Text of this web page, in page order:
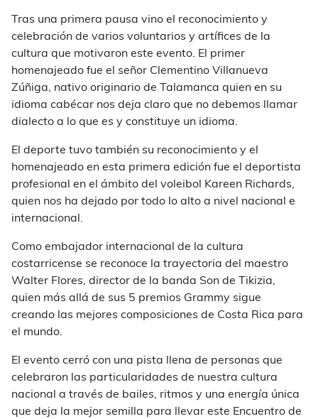
Tras una primera pausa vino el reconocimiento y
celebración de varios voluntarios y artífices de la
cultura que motivaron este evento. El primer
homenajeado fue el señor Clementino Villanueva
Zúñiga, nativo originario de Talamanca quien en su
idioma cabécar nos deja claro que no debemos llamar
dialecto a lo que es y constituye un idioma.
El deporte tuvo también su reconocimiento y el
homenajeado en esta primera edición fue el deportista
profesional en el ámbito del voleibol Kareen Richards,
quien nos ha dejado por todo lo alto a nivel nacional e
internacional.
Como embajador internacional de la cultura
costarricense se reconoce la trayectoria del maestro
Walter Flores, director de la banda Son de Tikizia,
quien más allá de sus 5 premios Grammy sigue
creando las mejores composiciones de Costa Rica para
el mundo.
El evento cerró con una pista llena de personas que
celebraron las particularidades de nuestra cultura
nacional a través de bailes, ritmos y una energía única
que deja la mejor semilla para llevar este Encuentro de